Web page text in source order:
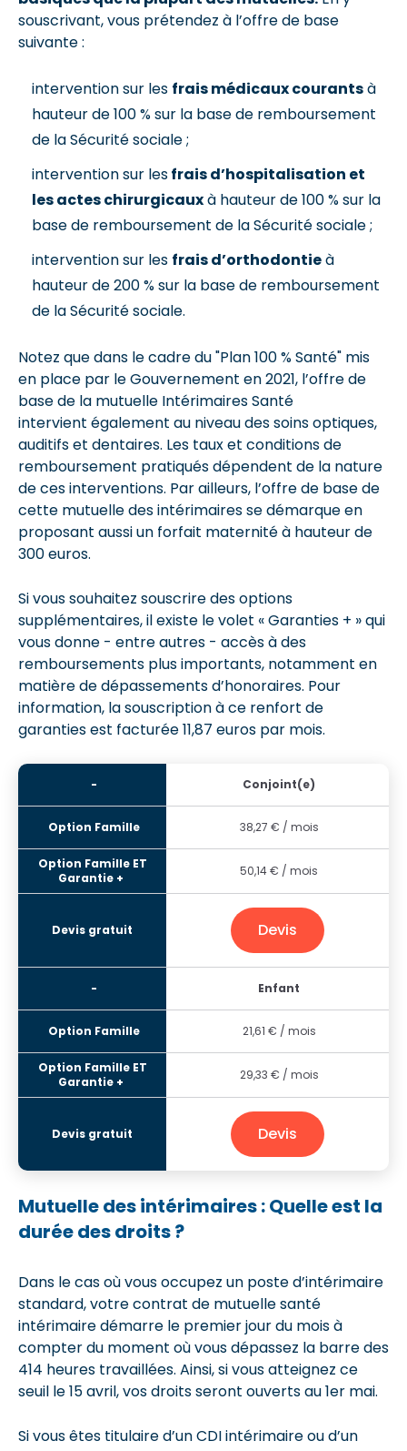
souscrivant, vous prétendez à l’offre de base
suivante :
intervention sur les frais médicaux courantsà
hauteur de 100 % sur la base de remboursement
de la Sécurité sociale ;
intervention sur lesfrais d’hospitalisation et
les actes chirurgicauxà hauteur de 100 % sur la
base de remboursement de la Sécurité sociale ;
intervention sur les frais d’orthodontieà
hauteur de 200 % sur la base de remboursement
de la Sécurité sociale.
Notez que dans le cadre du "Plan 100 % Santé" mis
en place par le Gouvernement en 2021, l’offre de
base de la mutuelle Intérimaires Santé
intervient également au niveau des soins optiques,
auditifs et dentaires. Les taux et conditions de
remboursement pratiqués dépendent de la nature
de ces interventions. Par ailleurs, l’offre de base de
cette mutuelle des intérimaires se démarque en
proposant aussi un forfait maternité à hauteur de
300 euros.
Si vous souhaitez souscrire des options
supplémentaires, il existe le volet « Garanties + » qui
vous donne - entre autres - accès à des
remboursements plus importants, notamment en
matière de dépassements d’honoraires. Pour
information, la souscription à ce renfort de
garanties est facturée 11,87 euros par mois.
Conjoint(e)
38,27 € / mois
50,14€ / mois
Devis
Enfant
21,61 € / mois
29,33 € / mois
Devis
Mutuelle des intérimaires : Quelle est la
durée des droits ?
Dans le cas où vous occupez un poste d’intérimaire
standard, votre contrat de mutuelle santé
intérimaire démarre le premier jour du mois à
compter du moment où vous dépassez la barre des
414 heures travaillées. Ainsi, si vous atteignez ce
seuil le 15 avril, vos droits seront ouverts au 1er mai.
Si vous êtes titulaire d’un CDI intérimaire ou d’un